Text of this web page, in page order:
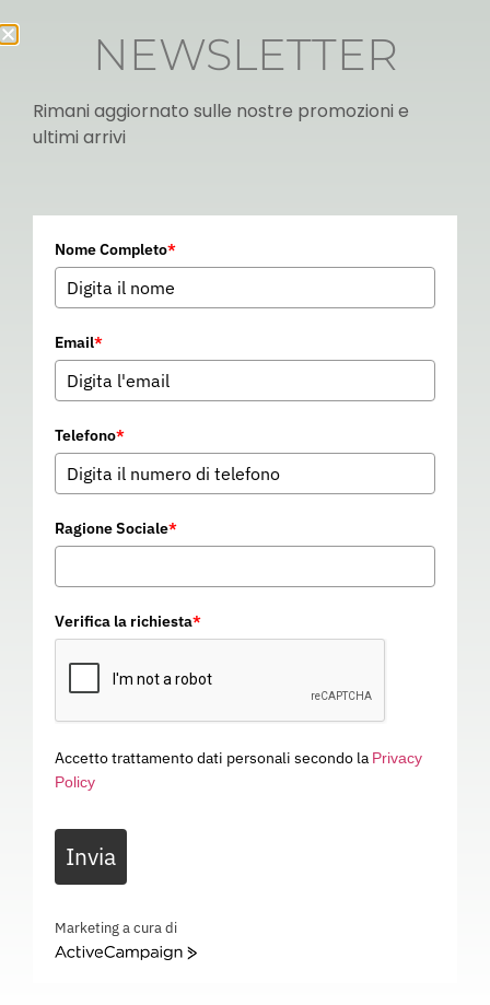
TORCIA ATEX 3315Z0
976552 Categoria
TORCIA ATEX 3315Z0 – ILLUMINAZIONE – 976552
NEWSLETTER
Rimani aggiornato sulle nostre promozioni e
ultimi arrivi
Nome Completo*
Email*
Telefono*
Ragione Sociale*
Verifica la richiesta*
Accetto trattamento dati personali secondo la Privacy
Policy
Invia
Marketing a cura di
ActiveCampaign